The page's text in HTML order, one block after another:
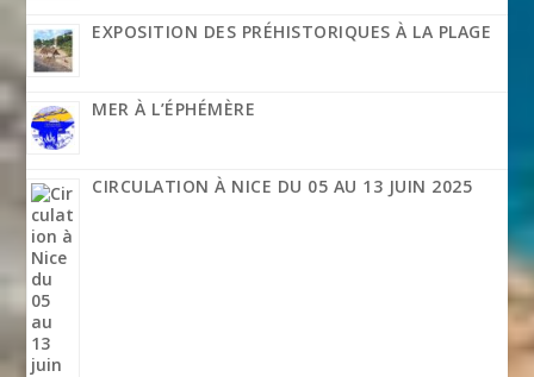
EXPOSITION DES PRÉHISTORIQUES À LA PLAGE
MER À L’ÉPHÉMÈRE
CIRCULATION À NICE DU 05 AU 13 JUIN 2025